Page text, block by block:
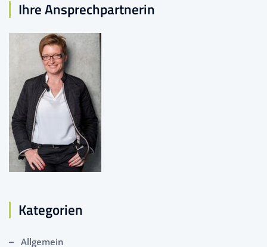
Ihre Ansprechpartnerin
Kategorien
Allgemein